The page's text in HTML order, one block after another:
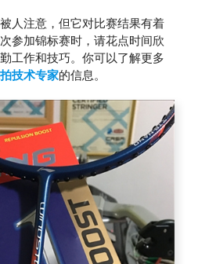
人注意，但它对比赛结果有着
参加锦标赛时，请花点时间欣
工作和技巧。你可以了解更多
技术专家的信息。